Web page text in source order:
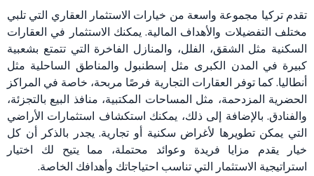
تقدم تركيا مجموعة واسعة من خيارات الاستثمار العقاري التي تلبي
مختلف التفضيلات والأهداف المالية. يمكنك الاستثمار في العقارات
السكنية مثل الشقق، الفلل، والمنازل الفاخرة التي تتمتع بشعبية
كبيرة في المدن الكبرى مثل إسطنبول والمناطق الساحلية مثل
أنطاليا. كما توفر العقارات التجارية فرصًا مربحة، خاصة في المراكز
الحضرية المزدحمة، مثل المساحات المكتبية، منافذ البيع بالتجزئة،
والفنادق. بالإضافة إلى ذلك، يمكنك استكشاف استثمارات الأراضي
التي يمكن تطويرها لأغراض سكنية أو تجارية. يجدر بالذكر أن كل
خيار يقدم مزايا فريدة وعوائد محتملة، مما يتيح لك اختيار
استراتيجية الاستثمار التي تناسب احتياجاتك وأهدافك الخاصة.